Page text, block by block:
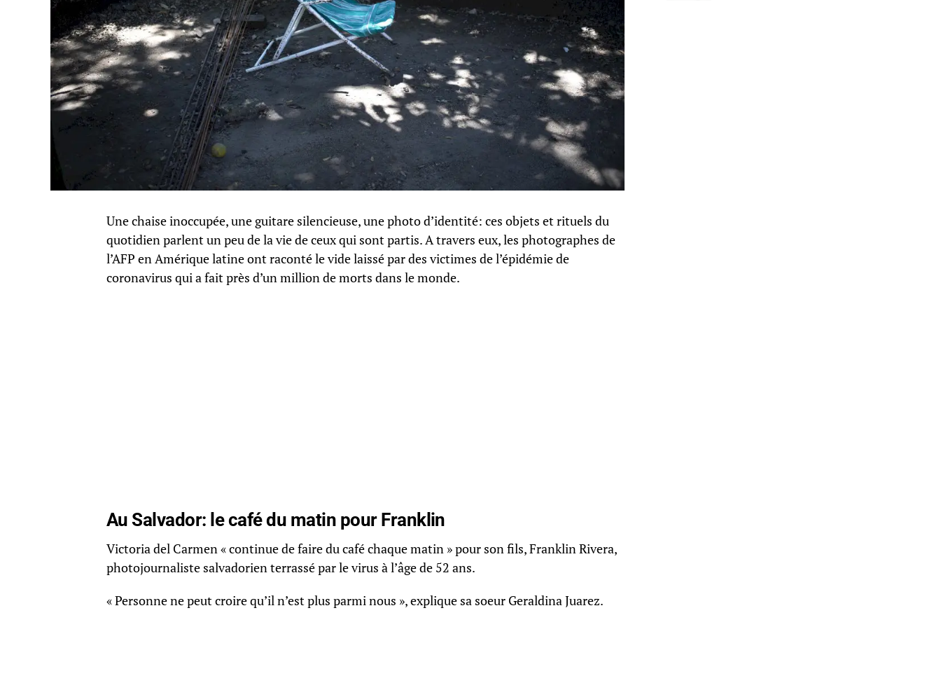
Une chaise inoccupée, une guitare silencieuse, une photo d’identité: ces objets et rituels du
quotidien parlent un peu de la vie de ceux qui sont partis. A travers eux, les photographes de
l’AFP en Amérique latine ont raconté le vide laissé par des victimes de l’épidémie de
coronavirus qui a fait près d’un million de morts dans le monde.
Au Salvador: le café du matin pour Franklin
Victoria del Carmen « continue de faire du café chaque matin » pour son fils, Franklin Rivera,
photojournaliste salvadorien terrassé par le virus à l’âge de 52 ans.
« Personne ne peut croire qu’il n’est plus parmi nous », explique sa soeur Geraldina Juarez.